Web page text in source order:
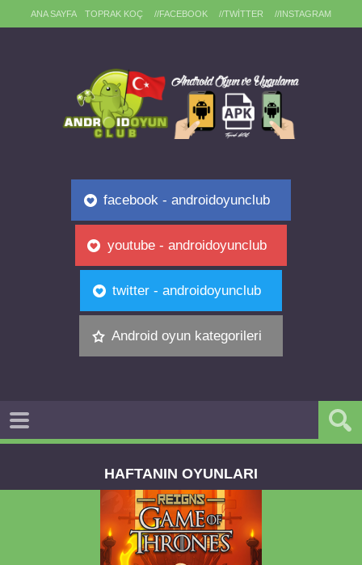
ANA SAYFA TOPRAK KOÇ //FACEBOOK //TWITTER //INSTAGRAM
facebook - androidoyunclub
youtube - androidoyunclub
twitter - androidoyunclub
Android oyun kategorileri
HAFTANIN OYUNLARI